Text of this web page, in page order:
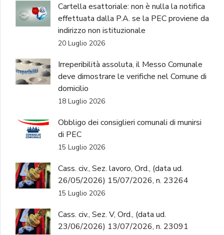
Cartella esattoriale: non è nulla la notifica
effettuata dalla P.A. se la PEC proviene da
indirizzo non istituzionale
20 Luglio 2026
Irreperibilità assoluta, il Messo Comunale
deve dimostrare le verifiche nel Comune di
domicilio
18 Luglio 2026
Obbligo dei consiglieri comunali di munirsi
di PEC
15 Luglio 2026
Cass. civ., Sez. lavoro, Ord., (data ud.
26/05/2026) 15/07/2026, n. 23264
15 Luglio 2026
Cass. civ., Sez. V, Ord., (data ud.
23/06/2026) 13/07/2026, n. 23091